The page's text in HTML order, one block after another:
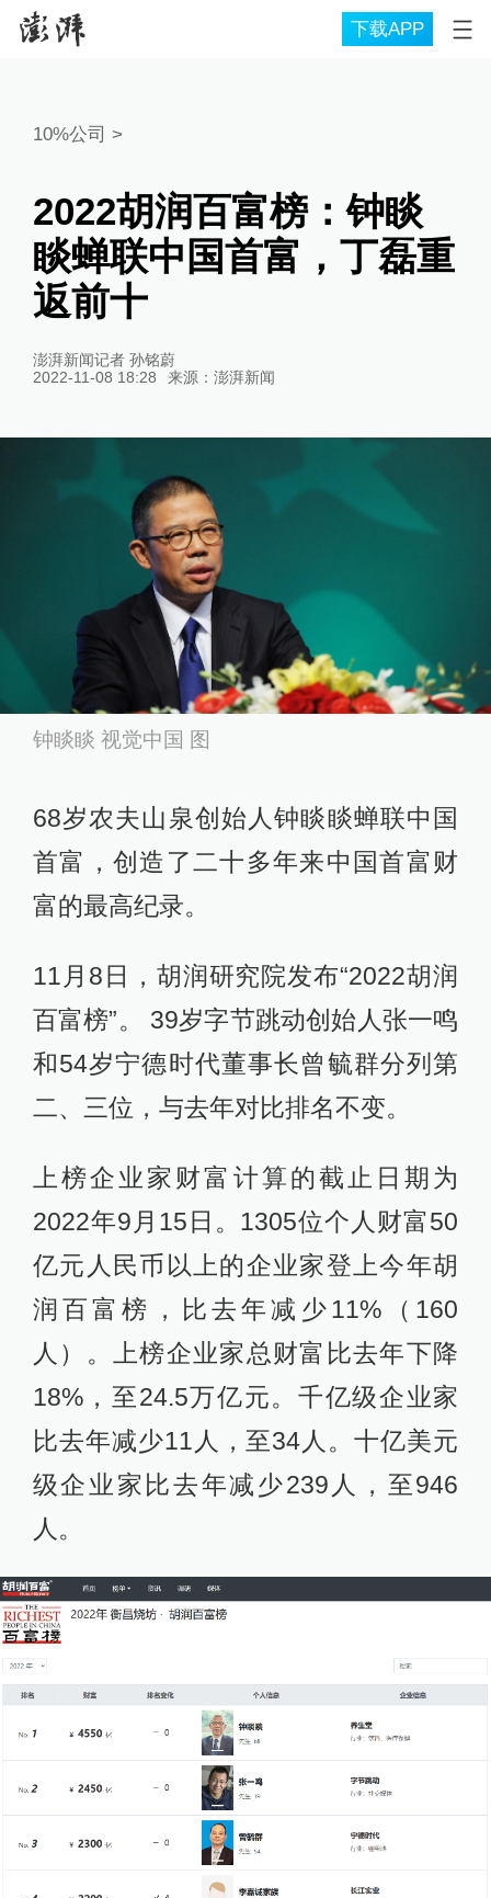
下载APP
10%公司 >
2022胡润百富榜：钟睒
睒蝉联中国首富，丁磊重
返前十
澎湃新闻记者 孙铭蔚
2022-11-08 18:28
来源： 澎湃新闻
钟睒睒 视觉中国 图
68岁农夫山泉创始人钟睒睒蝉联中国
首富，创造了二十多年来中国首富财
富的最高纪录。
11月8日，胡润研究院发布“2022胡润
百富榜”。 39岁字节跳动创始人张一鸣
和54岁宁德时代董事长曾毓群分列第
二、三位，与去年对比排名不变。
上榜企业家财富计算的截止日期为
2022年9月15日。1305位个人财富50
亿元人民币以上的企业家登上今年胡
润百富榜，比去年减少11%（160
人）。上榜企业家总财富比去年下降
18%，至24.5万亿元。千亿级企业家
比去年减少11人，至34人。十亿美元
级企业家比去年减少239人，至946
人。